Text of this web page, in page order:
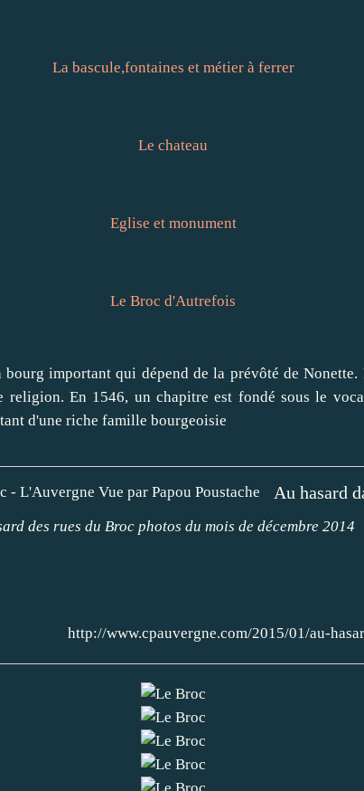
La bascule,fontaines et métier à ferrer
Le chateau
Eglise et monument
Le Broc d'Autrefois
bourg important qui dépend de la prévôté de Nonette.
religion. En 1546, un chapitre est fondé sous le
d'une riche famille bourgeoisie
des rues du Broc photos du mois de décembre 2014
http://www.cpauvergne.com/2015/01/au-